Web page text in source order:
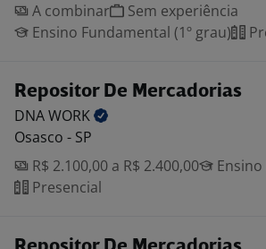
A combinar
Sem experiência
Ensino Fundamental (1º grau)
Repositor De Mercadorias
DNAWORK
Osasco - SP
R$ 2.100,00 a R$ 2.400,00
Ensino
Presencial